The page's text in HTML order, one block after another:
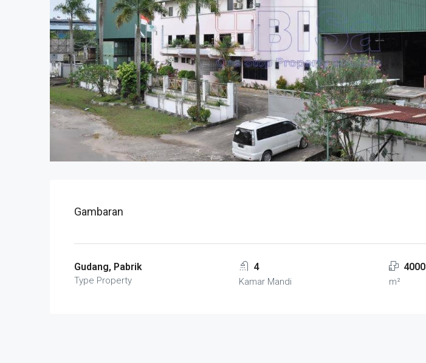
Gambaran
Gudang, Pabrik
Type Property
4
Kamar Mandi
4000
m²